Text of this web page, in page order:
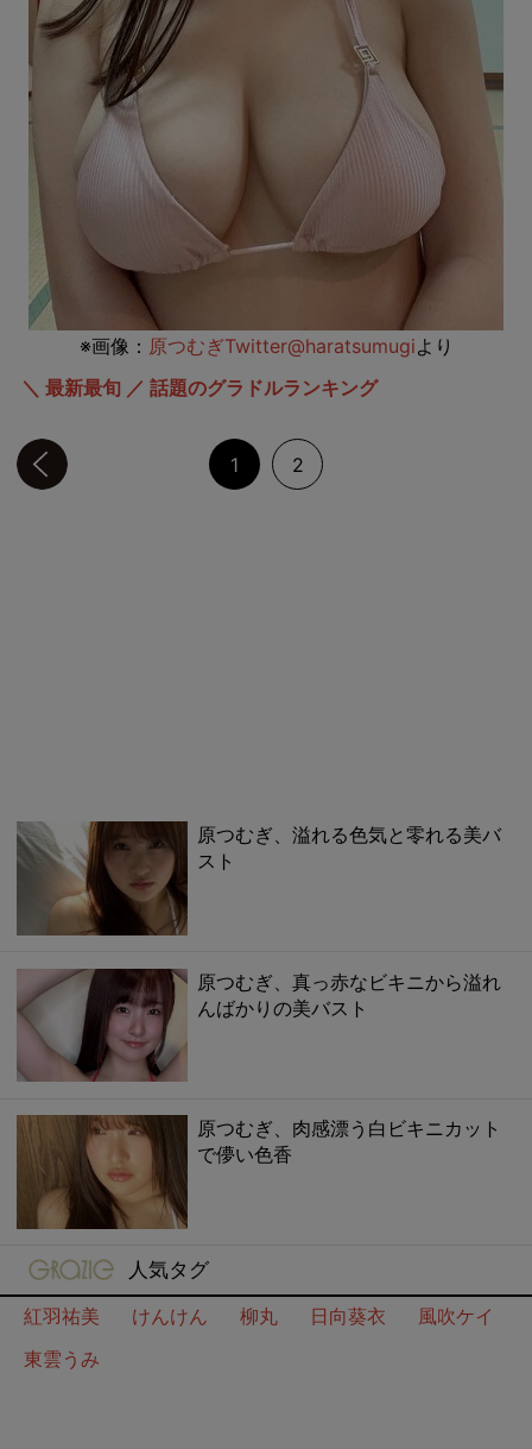
※画像： 原つむぎTwitter@haratsumugiより
＼ 最新最旬 ／ 話題のグラドルランキング
1 2
原つむぎ、溢れる色気と零れる美バ
スト
原つむぎ、真っ赤なビキニから溢れ
んばかりの美バスト
原つむぎ、肉感漂う白ビキニカット
で儚い色香
gravure-grazie
人気タグ
紅羽祐美
けんけん 柳丸 日向葵衣
風吹ケイ
東雲うみ